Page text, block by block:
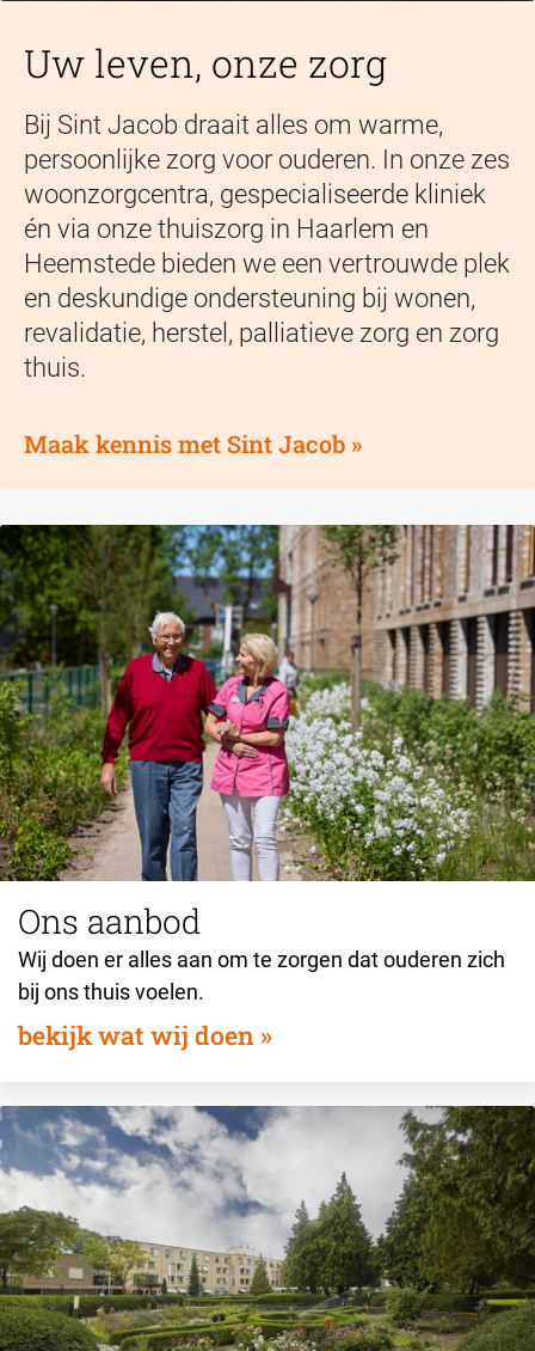
Uw leven, onze zorg
Bij Sint Jacob draait alles om warme,
persoonlijke zorg voor ouderen. In onze zes
woonzorgcentra, gespecialiseerde kliniek
én via onze thuiszorg in Haarlem en
Heemstede bieden we een vertrouwde plek
en deskundige ondersteuning bij wonen,
revalidatie, herstel, palliatieve zorg en zorg
thuis.
Maak kennis met Sint Jacob
Ons aanbod
Wij doen er alles aan om te zorgen dat ouderen zich
bij ons thuis voelen.
bekijk wat wij doen